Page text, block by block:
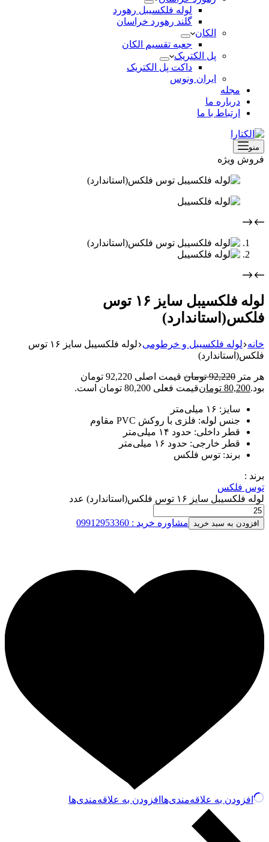
لوله فلکسیبل رهورد
گلند رهورد خراسان
الکان
جعبه تقسیم الکان
پل الکتریک
داکت پل الکتریک
ایران ونوس
مجله
درباره ما
ارتباط با ما
منو
فروش ویژه
لوله فلکسیبل سایز ۱۶ توس
فلکس(استاندارد)
خانه لوله فلکسیبل و خرطومی
لوله فلکسیبل سایز ۱۶ توس
فلکس(استاندارد)
هر متر 92,220 تومان
قیمت اصلی 92,220 تومان
بود.80,200 تومانقیمت فعلی 80,200 تومان است.
سایز: ۱۶ میلی‌متر
جنس لوله: فلزی با روکش PVC مقاوم
قطر داخلی: حدود ۱۴ میلی‌متر
قطر خارجی: حدود ۱۶ میلی‌متر
برند: توس فلکس
برند :
توس فلکس
لوله فلکسیبل سایز ۱۶ توس فلکس(استاندارد) عدد
افزودن به سبد خرید مشاوره خرید : 09912953360
افزودن به علاقه‌مندی‌ها افزودن به علاقه‌مندی‌ها